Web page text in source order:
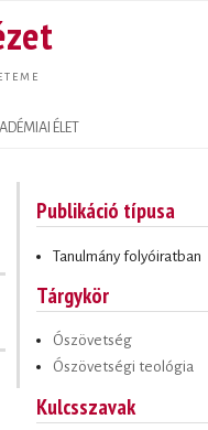
ÉLET
Publikáció típusa
Tanulmány folyóiratban
Tárgykör
Ószövetség
Ószövetségi teológia
Kulcsszavak